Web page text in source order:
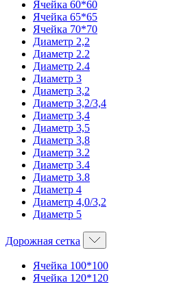
Ячейка 60*60
Ячейка 65*65
Ячейка 70*70
Диаметр 2,2
Диаметр 2.2
Диаметр 2.4
Диаметр 3
Диаметр 3,2
Диаметр 3,2/3,4
Диаметр 3,4
Диаметр 3,5
Диаметр 3,8
Диаметр 3.2
Диаметр 3.4
Диаметр 3.8
Диаметр 4
Диаметр 4,0/3,2
Диаметр 5
Дорожная сетка
Ячейка 100*100
Ячейка 120*120